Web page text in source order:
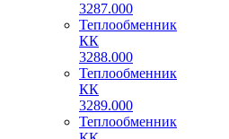
3287.000
Теплообменник
КК
3288.000
Теплообменник
КК
3289.000
Теплообменник